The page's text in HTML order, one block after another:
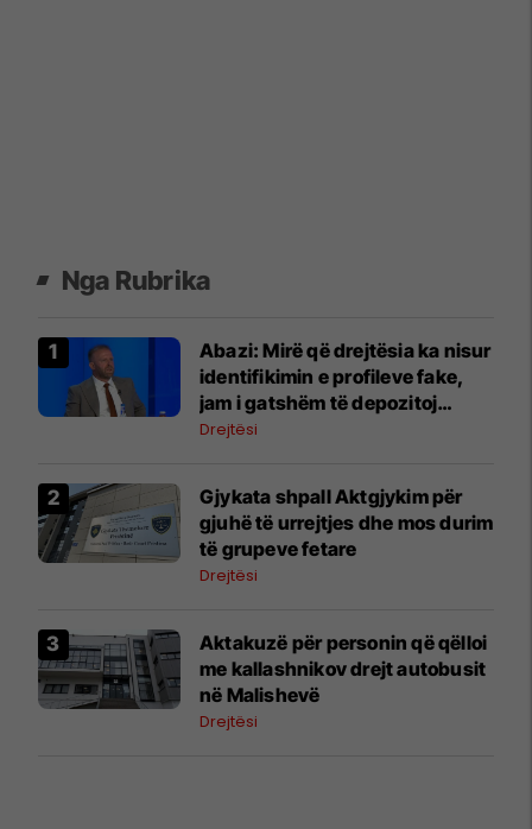
Nga Rubrika
Abazi: Mirë që drejtësia ka nisur
identifikimin e profileve fake,
jam i gatshëm të depozitoj
dëshmi
Drejtësi
Gjykata shpall Aktgjykim për
gjuhë të urrejtjes dhe mos durim
të grupeve fetare
Drejtësi
Aktakuzë për personin që qëlloi
me kallashnikov drejt autobusit
në Malishevë
Drejtësi